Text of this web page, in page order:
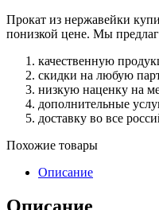
Прокат из нержавейки
понизкой цене. Мы
качественную
скидки на любую
низкую наценку на
дополнительные
доставку во все
Похожие товары
Описание
Описание